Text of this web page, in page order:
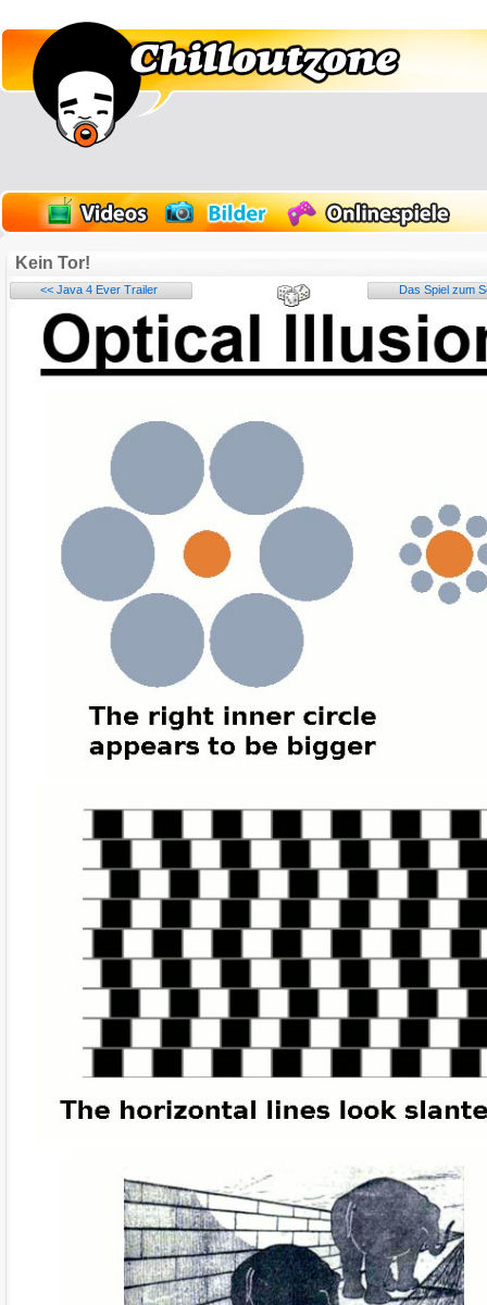
Kein Tor!
<< Java 4 Ever Trailer Das Spiel zum